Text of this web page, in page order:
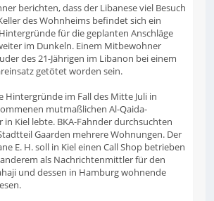
berichten, dass der Libanese viel Besuch
des Wohnheims befindet sich ein
für die geplanten Anschläge
im Dunkeln. Einem Mitbewohner
des 21-Jährigen im Libanon bei einem
getötet worden sein.
Hintergründe im Fall des Mitte Juli in
mutmaßlichen Al-Qaida-
in Kiel lebte. BKA-Fahnder durchsuchten
Gaarden mehrere Wohnungen. Der
E. H. soll in Kiel einen Call Shop betrieben
als Nachrichtenmittler für den
und dessen in Hamburg wohnende